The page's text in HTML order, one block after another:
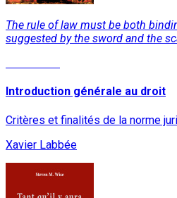
The rule of law must be both
suggested by the sword and the
Introduction générale au droit
Critères et finalités de la norme
Xavier Labbée